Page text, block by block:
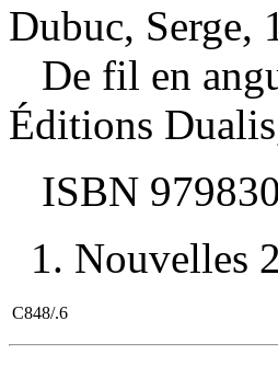
Dubuc, Serge,
De fil en
Éditions
ISBN
1. Nouvelles
C848/.6